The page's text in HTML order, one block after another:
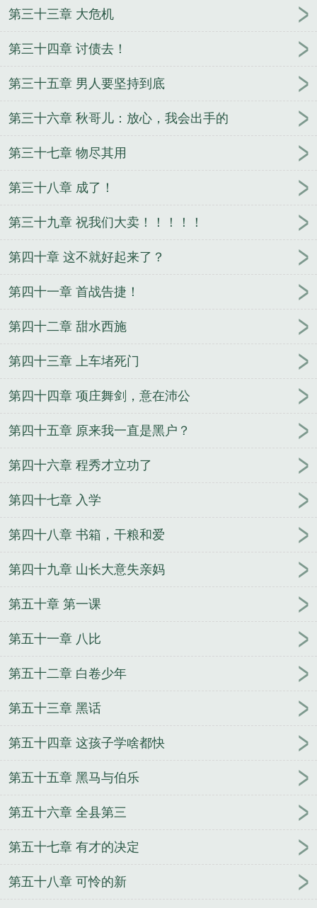
第三十三章 大危机
第三十四章 讨债去！
第三十五章 男人要坚持到底
第三十六章 秋哥儿：放心，我会出手的
第三十七章 物尽其用
第三十八章 成了！
第三十九章 祝我们大卖！！！！！
第四十章 这不就好起来了？
第四十一章 首战告捷！
第四十二章 甜水西施
第四十三章 上车堵死门
第四十四章 项庄舞剑，意在沛公
第四十五章 原来我一直是黑户？
第四十六章 程秀才立功了
第四十七章 入学
第四十八章 书箱，干粮和爱
第四十九章 山长大意失亲妈
第五十章 第一课
第五十一章 八比
第五十二章 白卷少年
第五十三章 黑话
第五十四章 这孩子学啥都快
第五十五章 黑马与伯乐
第五十六章 全县第三
第五十七章 有才的决定
第五十八章 可怜的新